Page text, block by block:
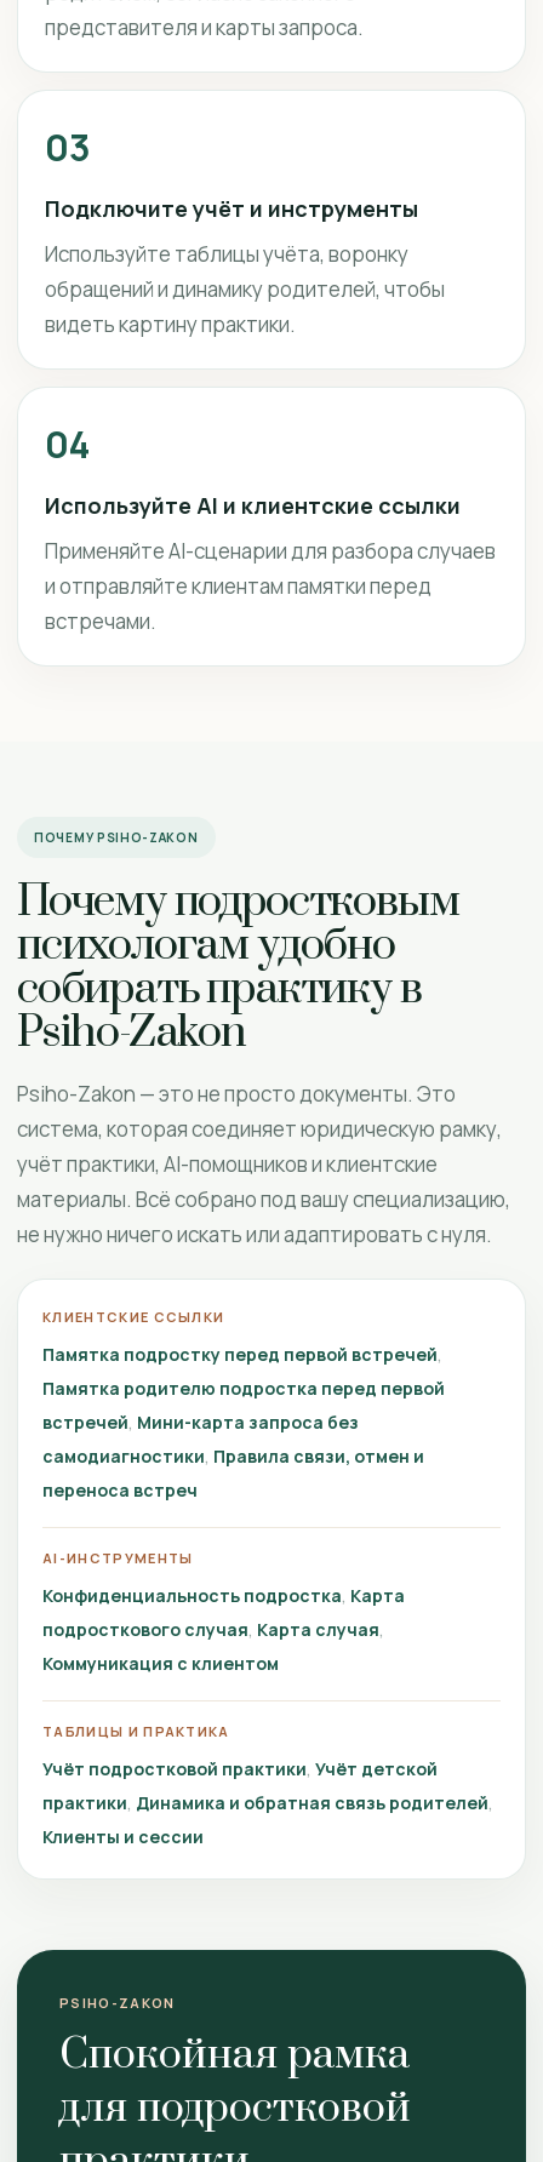
представителя и карты запроса.
03
Подключите учёт и инструменты
Используйте таблицы учёта, воронку
обращений и динамику родителей, чтобы
видеть картину практики.
04
Используйте AI и клиентские ссылки
Применяйте AI-сценарии для разбора случаев
и отправляйте клиентам памятки перед
встречами.
ПОЧЕМУ PSIHO-ZAKON
Почему подростковым
психологам удобно
собирать практику в
Psiho-Zakon
Psiho-Zakon — это не просто документы. Это
система, которая соединяет юридическую рамку,
учёт практики, AI-помощников и клиентские
материалы. Всё собрано под вашу специализацию,
не нужно ничего искать или адаптировать с нуля.
КЛИЕНТСКИЕ ССЫЛКИ
Памятка подростку перед первой встречей
Памятка родителю подростка перед первой
встречей Мини-карта запроса без
самодиагностики Правила связи, отмен и
переноса встреч
AI-ИНСТРУМЕНТЫ
Конфиденциальность подростка Карта
подросткового случая Карта случая
Коммуникация с клиентом
ТАБЛИЦЫ И ПРАКТИКА
Учёт подростковой практики Учёт детской
практики Динамика и обратная связь родителей
Клиенты и сессии
PSIHO-ZAKON
Спокойная рамка
для подростковой